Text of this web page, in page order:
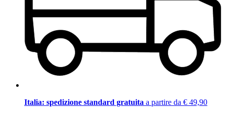
Italia: spedizione standard gratuita a partire da € 49,90